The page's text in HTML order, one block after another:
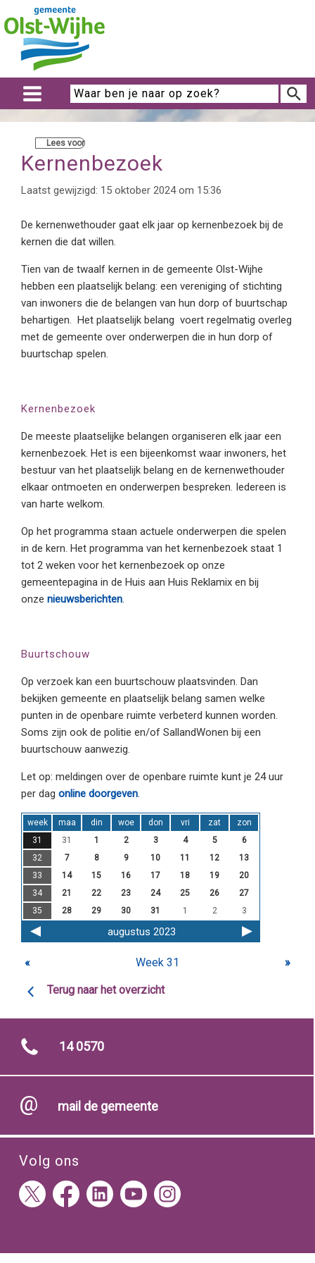
Lees voor
Kernenbezoek
Laatst gewijzigd: 15 oktober 2024 om 15:36
De kernenwethouder gaat elk jaar op kernenbezoek bij de
kernen die dat willen.
Tien van de twaalf kernen in de gemeente Olst-Wijhe
hebben een plaatselijk belang: een vereniging of stichting
van inwoners die de belangen van hun dorp of buurtschap
behartigen. Het plaatselijk belang voert regelmatig overleg
met de gemeente over onderwerpen die in hun dorp of
buurtschap spelen.
Kernenbezoek
De meeste plaatselijke belangen organiseren elk jaar een
kernenbezoek. Het is een bijeenkomst waar inwoners, het
bestuur van het plaatselijk belang en de kernenwethouder
elkaar ontmoeten en onderwerpen bespreken. Iedereen is
van harte welkom.
Op het programma staan actuele onderwerpen die spelen
in de kern. Het programma van het kernenbezoek staat 1
tot 2 weken voor het kernenbezoek op onze
gemeentepagina in de Huis aan Huis Reklamix en bij
onze nieuwsberichten.
Buurtschouw
Op verzoek kan een buurtschouw plaatsvinden. Dan
bekijken gemeente en plaatselijk belang samen welke
punten in de openbare ruimte verbeterd kunnen worden.
Soms zijn ook de politie en/of SallandWonen bij een
buurtschouw aanwezig.
Let op: meldingen over de openbare ruimte kunt je 24 uur
per dag online doorgeven.
week maa din woe don vri zat
zon
31
31 1 2 3 4 5
6
32
7 8 9 10 11 12
13
33
14 15 16 17 18 19
20
34
21 22 23 24 25 26
27
35
28 29 30 31 1 2 3
augustus 2023
« Week 31 »
Terug naar het overzicht
14 0570
mail de gemeente
Volg ons